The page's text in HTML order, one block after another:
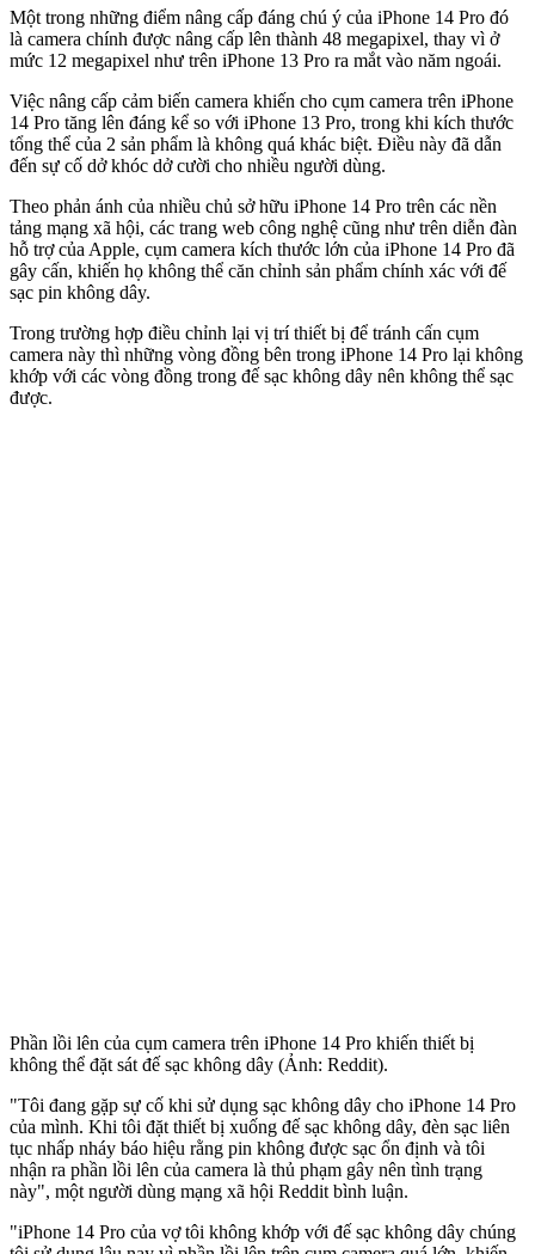
Một trong những điểm nâng cấp đáng chú ý của iPhone 14 Pro đó
là camera chính được nâng cấp lên thành 48 megapixel, thay vì ở
mức 12 megapixel như trên iPhone 13 Pro ra mắt vào năm ngoái.
Việc nâng cấp cảm biến camera khiến cho cụm camera trên iPhone
14 Pro tăng lên đáng kể so với iPhone 13 Pro, trong khi kích thước
tổng thể của 2 sản phẩm là không quá khác biệt. Điều này đã dẫn
đến sự cố dở khóc dở cười cho nhiều người dùng.
Theo phản ánh của nhiều chủ sở hữu iPhone 14 Pro trên các nền
tảng mạng xã hội, các trang web công nghệ cũng như trên diễn đàn
hỗ trợ của Apple, cụm camera kích thước lớn của iPhone 14 Pro đã
gây cấn, khiến họ không thể căn chỉnh sản phẩm chính xác với đế
sạc pin không dây.
Trong trường hợp điều chỉnh lại vị trí thiết bị để tránh cấn cụm
camera này thì những vòng đồng bên trong iPhone 14 Pro lại không
khớp với các vòng đồng trong đế sạc không dây nên không thể sạc
được.
Phần lồi lên của cụm camera trên iPhone 14 Pro khiến thiết bị
không thể đặt sát đế sạc không dây (Ảnh: Reddit).
"Tôi đang gặp sự cố khi sử dụng sạc không dây cho iPhone 14 Pro
của mình. Khi tôi đặt thiết bị xuống đế sạc không dây, đèn sạc liên
tục nhấp nháy báo hiệu rằng pin không được sạc ổn định và tôi
nhận ra phần lồi lên của camera là thủ phạm gây nên tình trạng
này", một người dùng mạng xã hội Reddit bình luận.
"iPhone 14 Pro của vợ tôi không khớp với đế sạc không dây chúng